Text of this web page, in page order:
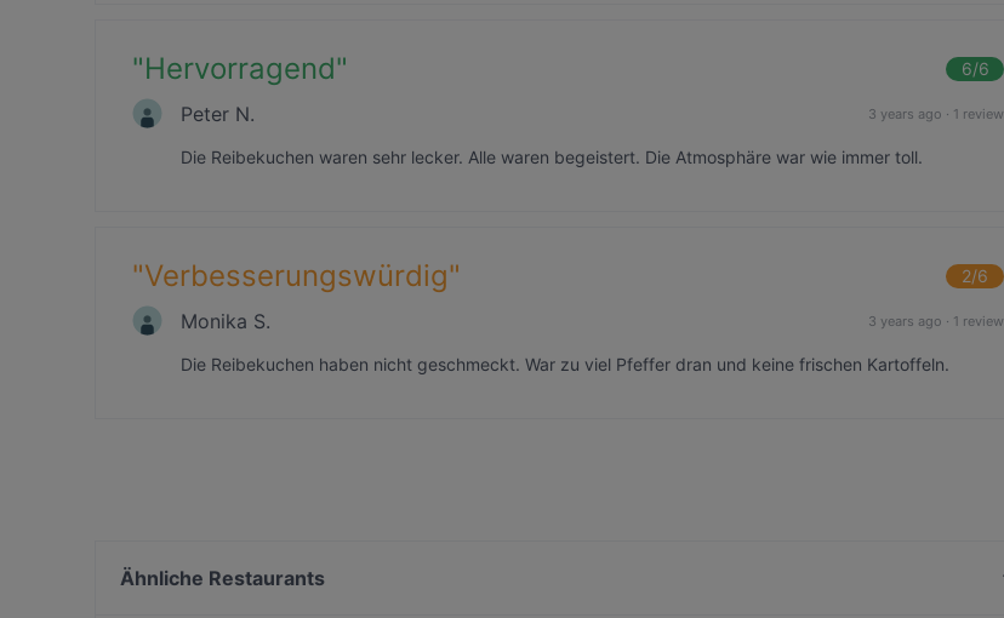
"Hervorragend" 6/6
Peter N. 3 years ago · 1 review
Die Reibekuchen waren sehr lecker. Alle waren begeistert. Die Atmosphäre war wie immer toll.
"Verbesserungswürdig" 2/6
Monika S. 3 years ago · 1 review
Die Reibekuchen haben nicht geschmeckt. War zu viel Pfeffer dran und keine frischen Kartoffeln.
Ähnliche Restaurants